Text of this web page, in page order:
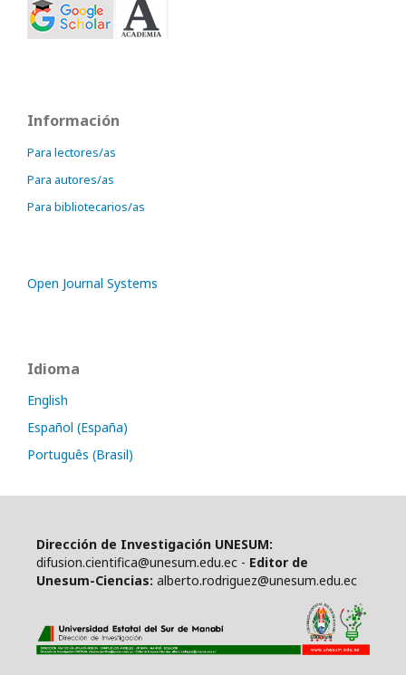
Información
Para lectores/as
Para autores/as
Para bibliotecarios/as
Open Journal Systems
Idioma
English
Español (España)
Português (Brasil)
Dirección de Investigación UNESUM:
difusion.cientifica@unesum.edu.ec - Editor de
Unesum-Ciencias: alberto.rodriguez@unesum.edu.ec